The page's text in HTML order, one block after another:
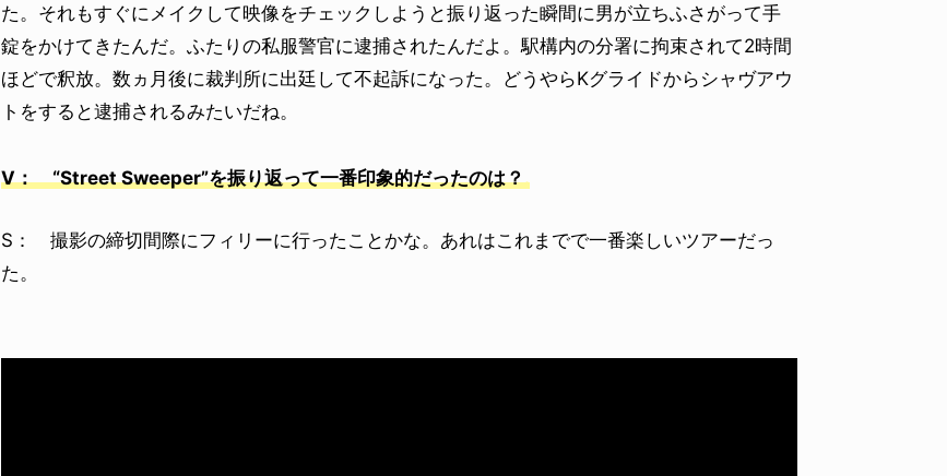
た。それもすぐにメイクして映像をチェックしようと振り返った瞬間に男が立ちふさがって手
錠をかけてきたんだ。ふたりの私服警官に逮捕されたんだよ。駅構内の分署に拘束されて2時間
ほどで釈放。数ヵ月後に裁判所に出廷して不起訴になった。どうやらKグライドからシャヴアウ
トをすると逮捕されるみたいだね。
V： “Street Sweeper”を振り返って一番印象的だったのは？
S： 撮影の締切間際にフィリーに行ったことかな。あれはこれまでで一番楽しいツアーだっ
た。